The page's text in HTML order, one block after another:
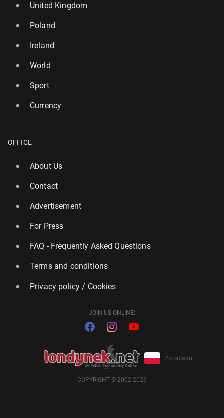
United Kingdom
Poland
Ireland
World
Sport
Currency
OFFICE
About Us
Contact
Advertisement
For Press
FAQ - Frequently Asked Questions
Terms and conditions
Privacy policy / Cookies
JOIN US ONLINE:
Po polsku
COPYRIGHT © 2002-2026